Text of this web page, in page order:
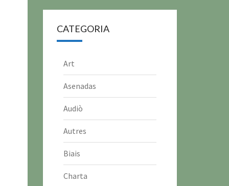
CATEGORIA
Art
Asenadas
Audiò
Autres
Biais
Charta